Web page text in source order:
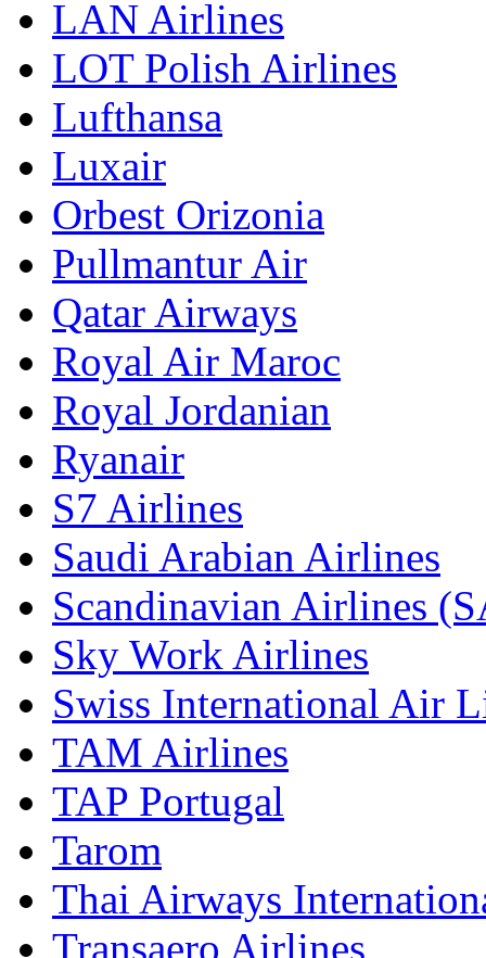
LAN Airlines
LOT Polish Airlines
Lufthansa
Luxair
Orbest Orizonia
Pullmantur Air
Qatar Airways
Royal Air Maroc
Royal Jordanian
Ryanair
S7 Airlines
Saudi Arabian Airlines
Scandinavian Airlines
Sky Work Airlines
Swiss International Air
TAM Airlines
TAP Portugal
Tarom
Thai Airways
Transaero Airlines